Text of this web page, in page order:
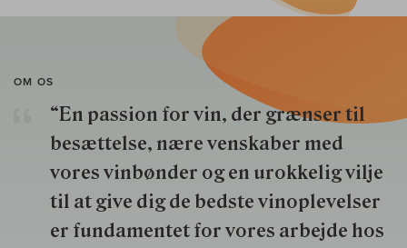
OM OS
“En passion for vin, der grænser til
besættelse, nære venskaber med
vores vinbønder og en urokkelig vilje
til at give dig de bedste vinoplevelser
er fundamentet for vores arbejde hos